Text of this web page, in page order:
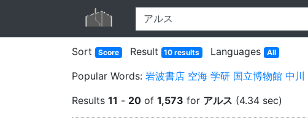
Sort Score Result 10 results Languages All
Popular Words: 岩波書店 空海 学研 国立博物館 中川
Results 11 - 20 of 1,573 for アルス (4.34 sec)